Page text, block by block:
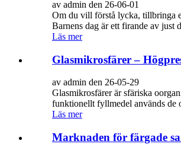
av admin den 26-06-01
Om du vill förstå lycka, tillbringa
Barnens dag är ett firande av just
Läs mer
Glasmikrosfärer –
av admin den 26-05-29
Glasmikrosfärer är sfäriska
funktionellt fyllmedel används de
Läs mer
Marknaden för färgade